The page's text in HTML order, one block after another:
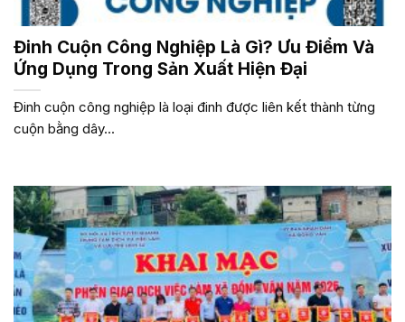
Đinh Cuộn Công Nghiệp Là Gì? Ưu Điểm Và
Ứng Dụng Trong Sản Xuất Hiện Đại
Đinh cuộn công nghiệp là loại đinh được liên kết thành từng
cuộn bằng dây...